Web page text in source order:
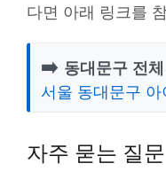
다면 아래 링크를
➡️ 동대문구 전
서울 동대문구
자주 묻는 질